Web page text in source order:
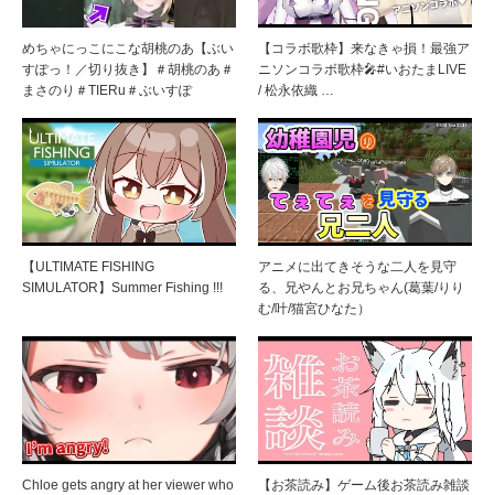
めちゃにっこにこな胡桃のあ【ぶい
すぽっ！／切り抜き】＃胡桃のあ＃
まさのり＃TIERu＃ぶいすぽ
【コラボ歌枠】来なきゃ損！最強ア
ニソンコラボ歌枠🎤#いおたまLIVE
/ 松永依織 …
【ULTIMATE FISHING
SIMULATOR】Summer Fishing !!!
アニメに出てきそうな二人を見守
る、兄やんとお兄ちゃん(葛葉/りり
む/叶/猫宮ひなた）
Chloe gets angry at her viewer who
【お茶読み】ゲーム後お茶読み雑談